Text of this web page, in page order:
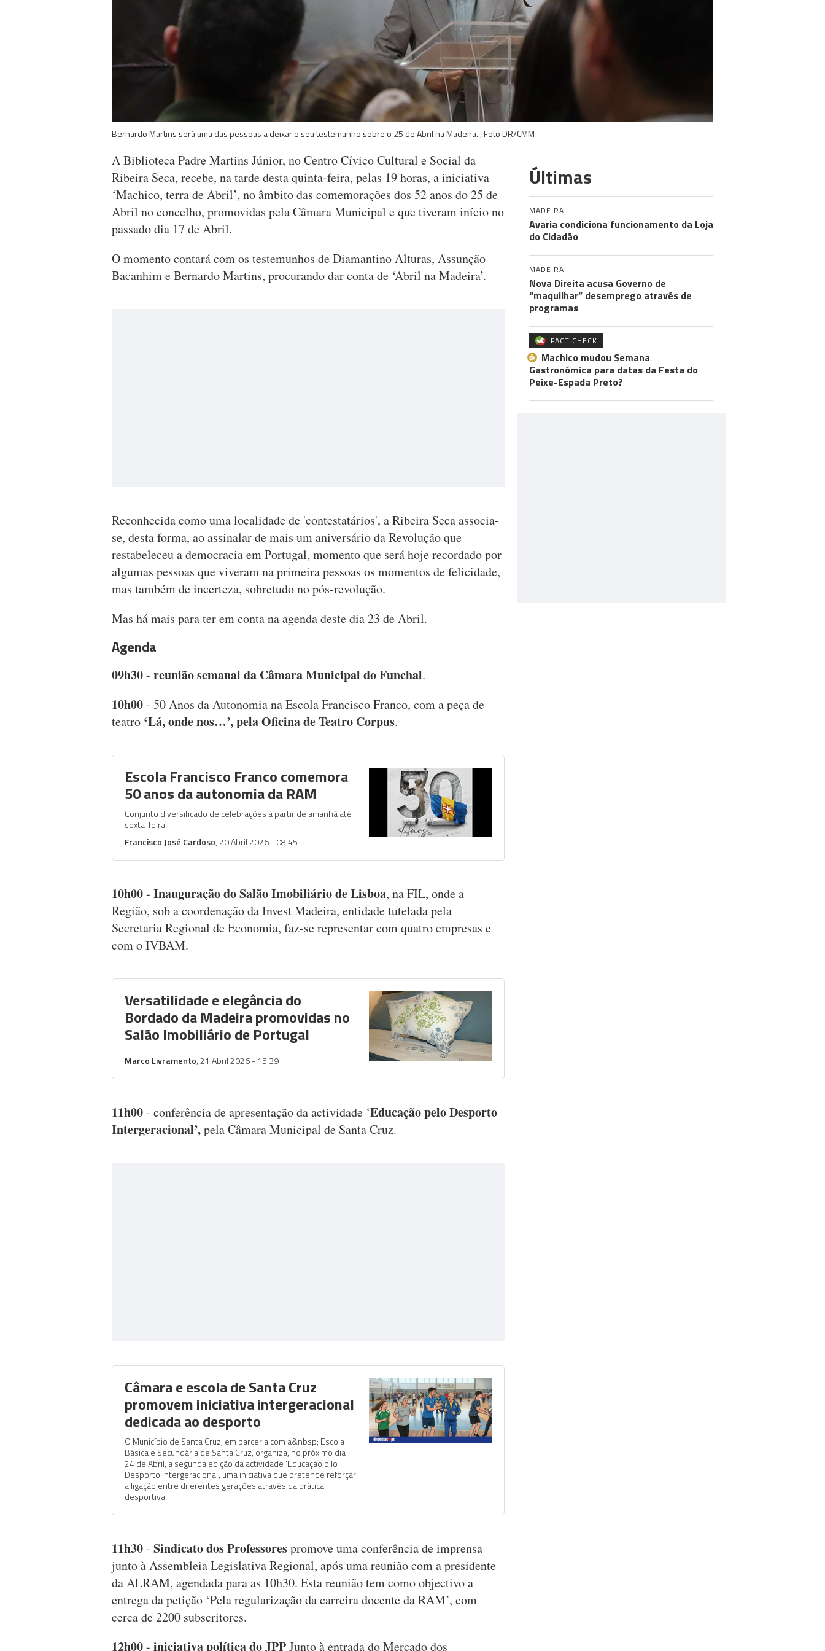
Bernardo Martins será uma das pessoas a deixar o seu testemunho sobre o 25 de Abril na Madeira. , Foto DR/CMM
A Biblioteca Padre Martins Júnior, no Centro Cívico Cultural e Social da
Ribeira Seca, recebe, na tarde desta quinta-feira, pelas 19 horas, a iniciativa
‘Machico, terra de Abril’, no âmbito das comemorações dos 52 anos do 25 de
Abril no concelho, promovidas pela Câmara Municipal e que tiveram início no
passado dia 17 de Abril.
O momento contará com os testemunhos de Diamantino Alturas, Assunção
Bacanhim e Bernardo Martins, procurando dar conta de ‘Abril na Madeira’.
Reconhecida como uma localidade de 'contestatários', a Ribeira Seca associa-
se, desta forma, ao assinalar de mais um aniversário da Revolução que
restabeleceu a democracia em Portugal, momento que será hoje recordado por
algumas pessoas que viveram na primeira pessoas os momentos de felicidade,
mas também de incerteza, sobretudo no pós-revolução.
Mas há mais para ter em conta na agenda deste dia 23 de Abril.
Agenda
09h30- reunião semanal da Câmara Municipal do Funchal.
10h00- 50 Anos da Autonomia na Escola Francisco Franco, com a peça de
teatro ‘Lá, onde nos…’, pela Oficina de Teatro Corpus.
Escola Francisco Franco comemora
50 anos da autonomia da RAM
Conjunto diversificado de celebrações a partir de amanhã até
sexta-feira
Francisco José Cardoso, 20 Abril 2026 - 08:45
10h00- Inauguração do Salão Imobiliário de Lisboa, na FIL, onde a
Região, sob a coordenação da Invest Madeira, entidade tutelada pela
Secretaria Regional de Economia, faz-se representar com quatro empresas e
com o IVBAM.
Versatilidade e elegância do
Bordado da Madeira promovidas no
Salão Imobiliário de Portugal
Marco Livramento, 21 Abril 2026 - 15:39
11h00- conferência de apresentação da actividade ‘Educação pelo Desporto
Intergeracional’,pela Câmara Municipal de Santa Cruz.
Câmara e escola de Santa Cruz
promovem iniciativa intergeracional
dedicada ao desporto
O Município de Santa Cruz, em parceria com a&nbsp; Escola
Básica e Secundária de Santa Cruz, organiza, no próximo dia
24 de Abril, a segunda edição da actividade 'Educação p’lo
Desporto Intergeracional', uma iniciativa que pretende reforçar
a ligação entre diferentes gerações através da prática
desportiva.
11h30- Sindicato dos Professorespromove uma conferência de imprensa
junto à Assembleia Legislativa Regional, após uma reunião com a presidente
da ALRAM, agendada para as 10h30. Esta reunião tem como objectivo a
entrega da petição ‘Pela regularização da carreira docente da RAM’, com
cerca de 2200 subscritores.
12h00- iniciativa política do JPPJunto à entrada do Mercado dos
Últimas
MADEIRA
Avaria condiciona funcionamento da Loja
do Cidadão
MADEIRA
Nova Direita acusa Governo de
“maquilhar” desemprego através de
programas
FACT CHECK
Machico mudou Semana
Gastronómica para datas da Festa do
Peixe-Espada Preto?